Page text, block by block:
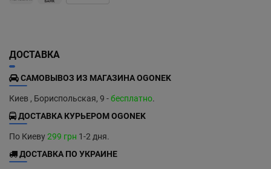
ДОСТАВКА
САМОВЫВОЗ ИЗ МАГАЗИНА OGONEK
Киев , Бориспольская, 9 -бесплатно.
ДОСТАВКА КУРЬЕРОМ OGONEK
По Киеву299 грн 1-2 дня.
ДОСТАВКА ПО УКРАИНЕ